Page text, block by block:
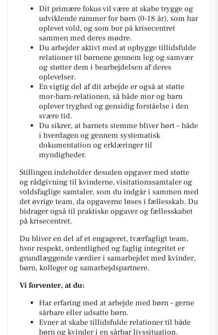
Dit primære fokus vil være at skabe trygge og
udviklende rammer for børn (0-18 år), som har
oplevet vold, og som bor på krisecentret
sammen med deres mødre.
Du arbejder aktivt med at opbygge tillidsfulde
relationer til børnene gennem leg og samvær
og støtter dem i bearbejdelsen af deres
oplevelser.
En vigtig del af dit arbejde er også at støtte
mor-barn-relationen, så både mor og barn
oplever tryghed og gensidig forståelse i den
svære tid.
Du sikrer, at barnets stemme bliver hørt – både
i hverdagen og gennem systematisk
dokumentation og erklæringer til
myndigheder.
Stillingen indeholder desuden opgaver med støtte
og rådgivning til kvinderne, visitationssamtaler og
voldsfaglige samtaler, som du indgår i sammen med
det øvrige team, da opgaverne løses i fællesskab. Du
bidrager også til praktiske opgaver og fællesskabet
på krisecentret.
Du bliver en del af et engageret, tværfagligt team,
hvor respekt, ordentlighed og faglig integritet er
grundlæggende værdier i samarbejdet med kvinder,
børn, kolleger og samarbejdspartnere.
Vi forventer, at du:
Har erfaring med at arbejde med børn – gerne
sårbare eller udsatte børn.
Evner at skabe tillidsfulde relationer til både
børn og kvinder i en sårbar livssituation.